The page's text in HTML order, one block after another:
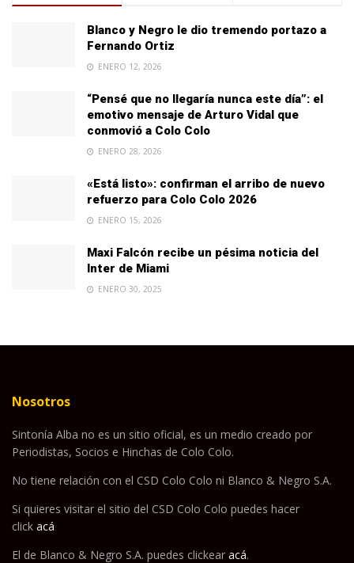
Blanco y Negro le dio tremendo portazo a
Fernando Ortiz
ENERO 12, 2026
“Pensé que no llegaría nunca este día”: el
emotivo mensaje de Arturo Vidal que
conmovió a Colo Colo
ENERO 28, 2026
«Está listo»: confirman el arribo de nuevo
refuerzo para Colo Colo 2026
ENERO 15, 2026
Maxi Falcón recibe un pésima noticia del
Inter de Miami
ENERO 30, 2025
Nosotros
Sintonía Alba no es un sitio oficial, es un medio creado por
Periodistas, Socios e Hinchas de Colo Colo.
No tiene relación con el CSD Colo Colo ni Blanco & Negro S.A.
Si quieres visitar el sitio del CSD Colo Colo puedes hacer
click acá
El de Blanco & Negro S.A. puedes clickear acá.